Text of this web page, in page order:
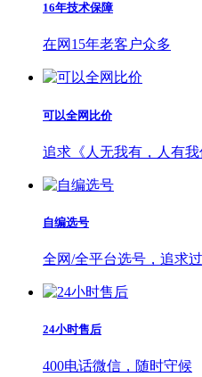
16年技术保障
在网15年老客户众多
可以全网比价
追求《人无我有，人有我
自编选号
全网/全平台选号，追求
24小时售后
400电话微信，随时守候